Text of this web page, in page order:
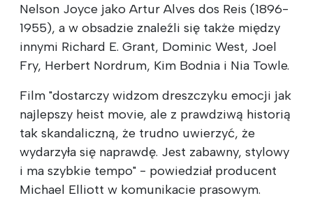
Nelson Joyce jako Artur Alves dos Reis (1896-
1955), a w obsadzie znaleźli się także między
innymi Richard E. Grant, Dominic West, Joel
Fry, Herbert Nordrum, Kim Bodnia i Nia Towle.
Film "dostarczy widzom dreszczyku emocji jak
najlepszy heist movie, ale z prawdziwą historią
tak skandaliczną, że trudno uwierzyć, że
wydarzyła się naprawdę. Jest zabawny, stylowy
i ma szybkie tempo" - powiedział producent
Michael Elliott w komunikacie prasowym.